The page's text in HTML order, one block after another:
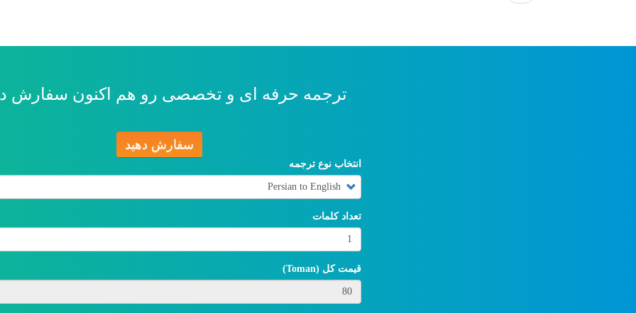
page
ترجمه حرفه ای و تخصصی رو هم اکنون سفارش
سفارش دهید
انتخاب نوع ترجمه
تعداد کلمات
قیمت کل (Toman)